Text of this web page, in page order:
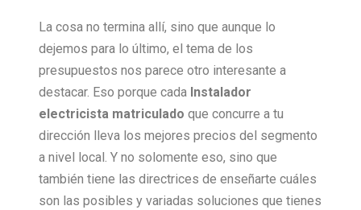
La cosa no termina allí, sino que aunque lo
dejemos para lo último, el tema de los
presupuestos nos parece otro interesante a
destacar. Eso porque cada Instalador
electricista matriculado que concurre a tu
dirección lleva los mejores precios del segmento
a nivel local. Y no solomente eso, sino que
también tiene las directrices de enseñarte cuáles
son las posibles y variadas soluciones que tienes